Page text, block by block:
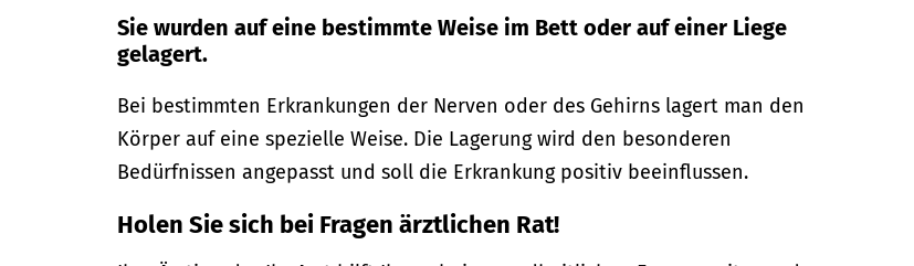
Sie wurden auf eine bestimmte Weise im Bett oder auf einer Liege
gelagert.
Bei bestimmten Erkrankungen der Nerven oder des Gehirns lagert man den
Körper auf eine spezielle Weise. Die Lagerung wird den besonderen
Bedürfnissen angepasst und soll die Erkrankung positiv beeinflussen.
Holen Sie sich bei Fragen ärztlichen Rat!